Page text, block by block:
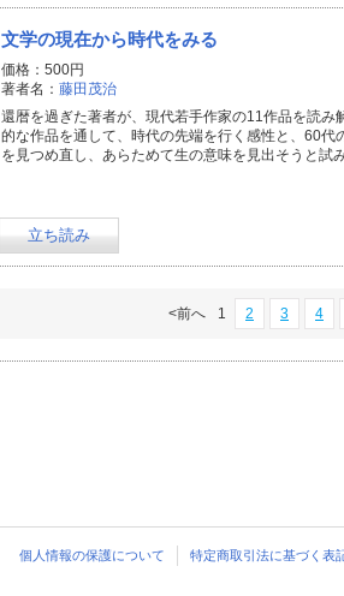
文学の現在から時代をみる
価格：500円
著者名： 藤田茂治
還暦を過ぎた著者が、現代若手作家の11作品を読
的な作品を通して、時代の先端を行く感性と、60
を見つめ直し、あらためて生の意味を見出そうと試
立ち読み
<前へ 1 2 3 4
個人情報の保護について 特定商取引法に基づく表